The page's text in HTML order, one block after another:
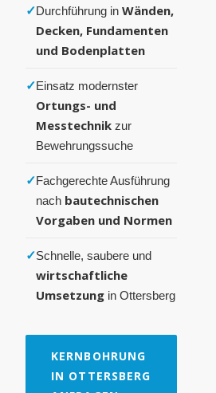
✓Durchführung in Wänden,
Decken, Fundamenten
und Bodenplatten
✓Einsatz modernster
Ortungs- und
Messtechnik zur
Bewehrungssuche
✓Fachgerechte Ausführung
nach bautechnischen
Vorgaben und Normen
✓Schnelle, saubere und
wirtschaftliche
Umsetzung in Ottersberg
KERNBOHRUNG
IN OTTERSBERG